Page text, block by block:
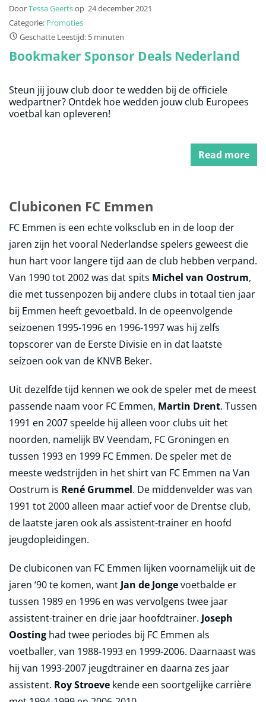
DoorTessa Geertsop 24 december 2021
Categorie: Promoties
Geschatte Leestijd: 5 minuten
Bookmaker Sponsor Deals Nederland
Steun jij jouw club door te wedden bij de officiele
wedpartner? Ontdek hoe wedden jouw club Europees
voetbal kan opleveren!
Read more
Clubiconen FC Emmen
FC Emmen is een echte volksclub en in de loop der
jaren zijn het vooral Nederlandse spelers geweest die
hun hart voor langere tijd aan de club hebben verpand.
Van 1990 tot 2002 was dat spits Michel van Oostrum,
die met tussenpozen bij andere clubs in totaal tien jaar
bij Emmen heeft gevoetbald. In de opeenvolgende
seizoenen 1995-1996 en 1996-1997 was hij zelfs
topscorer van de Eerste Divisie en in dat laatste
seizoen ook van de KNVB Beker.
Uit dezelfde tijd kennen we ook de speler met de meest
passende naam voor FC Emmen, Martin Drent. Tussen
1991 en 2007 speelde hij alleen voor clubs uit het
noorden, namelijk BV Veendam, FC Groningen en
tussen 1993 en 1999 FC Emmen. De speler met de
meeste wedstrijden in het shirt van FC Emmen na Van
Oostrum is René Grummel. De middenvelder was van
1991 tot 2000 alleen maar actief voor de Drentse club,
de laatste jaren ook als assistent-trainer en hoofd
jeugdopleidingen.
De clubiconen van FC Emmen lijken voornamelijk uit de
jaren ‘90 te komen, want Jan de Jongevoetbalde er
tussen 1989 en 1996 en was vervolgens twee jaar
assistent-trainer en drie jaar hoofdtrainer. Joseph
Oosting had twee periodes bij FC Emmen als
voetballer, van 1988-1993 en 1999-2006. Daarnaast was
hij van 1993-2007 jeugdtrainer en daarna zes jaar
assistent. Roy Stroeve kende een soortgelijke carrière